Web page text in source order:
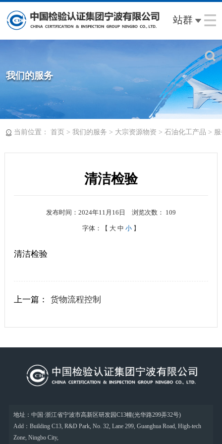
站群
我们的服务
当前位置： 首页> 我们的服务 > 大宗资源物资 > 石油化工产品 >
清洁检验
发布时间：2024年11月16日 浏览次数： 109
字体：【 大 中 小 】
清洁检验
上一篇： 货物流程控制
地址：中国·浙江省宁波市高新区研发园C13幢(光华路299弄32号)
Add：Building C13, R&D Park, No. 32, Lane 299, Guanghua Road, High-tech
Zone, Ningbo City,